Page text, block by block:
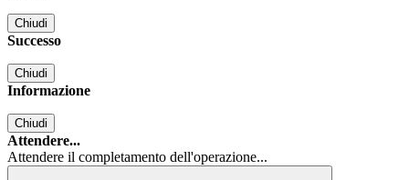
Chiudi
Successo
Chiudi
Informazione
Chiudi
Attendere...
Attendere il completamento dell'operazione...